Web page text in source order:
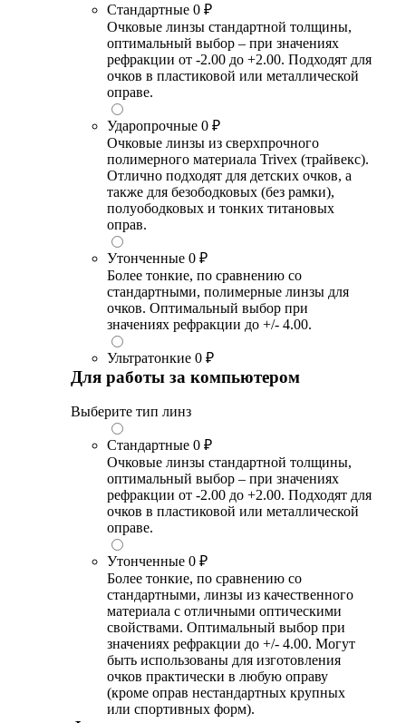
Стандартные 0 ₽
Очковые линзы стандартной толщины,
оптимальный выбор – при значениях
рефракции от -2.00 до +2.00. Подходят для
очков в пластиковой или металлической
оправе.
Ударопрочные 0 ₽
Очковые линзы из сверхпрочного
полимерного материала Trivex (трайвекс).
Отлично подходят для детских очков, а
также для безободковых (без рамки),
полуободковых и тонких титановых
оправ.
Утонченные 0 ₽
Более тонкие, по сравнению со
стандартными, полимерные линзы для
очков. Оптимальный выбор при
значениях рефракции до +/- 4.00.
Ультратонкие 0 ₽
Для работы за компьютером
Выберите тип линз
Стандартные 0 ₽
Очковые линзы стандартной толщины,
оптимальный выбор – при значениях
рефракции от -2.00 до +2.00. Подходят для
очков в пластиковой или металлической
оправе.
Утонченные 0 ₽
Более тонкие, по сравнению со
стандартными, линзы из качественного
материала с отличными оптическими
свойствами. Оптимальный выбор при
значениях рефракции до +/- 4.00. Могут
быть использованы для изготовления
очков практически в любую оправу
(кроме оправ нестандартных крупных
или спортивных форм).